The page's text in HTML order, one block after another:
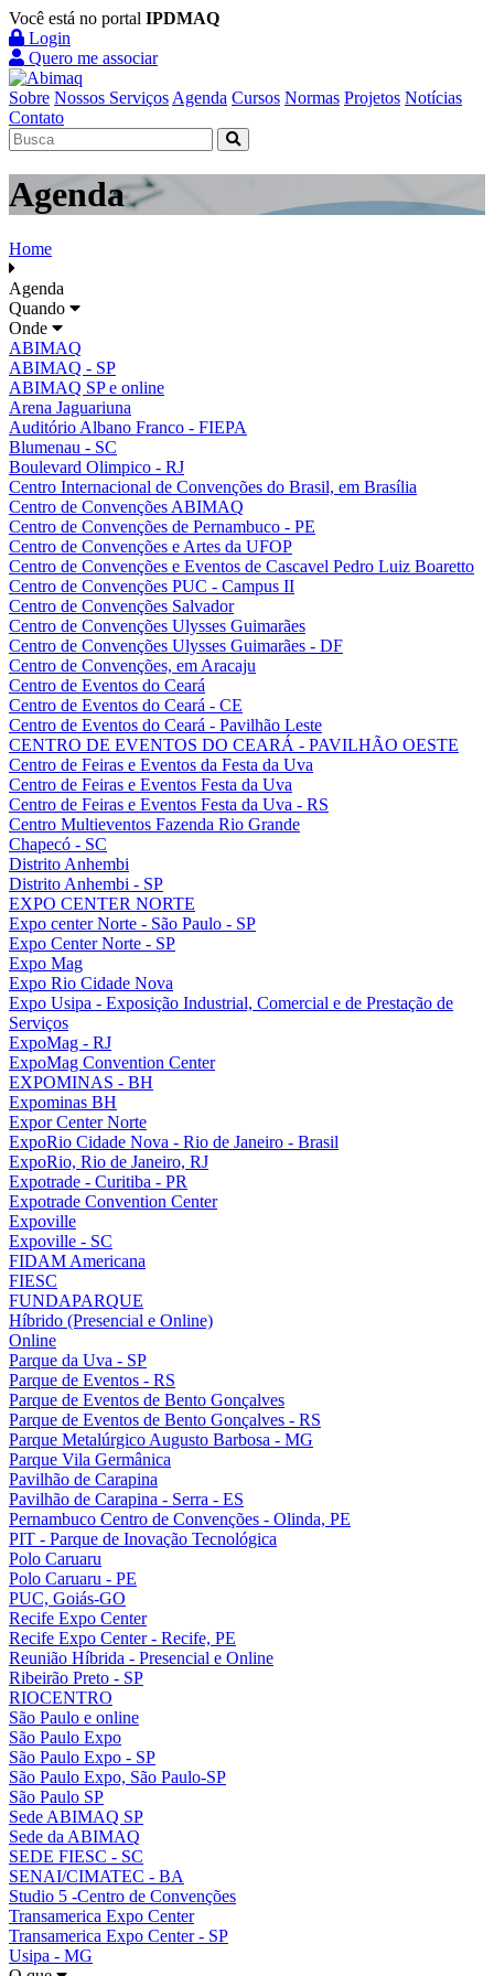
Você está no portal IPDMAQ
Login
Quero me associar
Sobre Nossos Serviços Agenda Cursos Normas Projetos Notícias
Contato
Agenda
Home
Agenda
Quando
Onde
ABIMAQ
ABIMAQ - SP
ABIMAQ SP e online
Arena Jaguariuna
Auditório Albano Franco - FIEPA
Blumenau - SC
Boulevard Olimpico - RJ
Centro Internacional de Convenções do Brasil, em Brasília
Centro de Convenções ABIMAQ
Centro de Convenções de Pernambuco - PE
Centro de Convenções e Artes da UFOP
Centro de Convenções e Eventos de Cascavel Pedro Luiz Boaretto
Centro de Convenções PUC - Campus II
Centro de Convenções Salvador
Centro de Convenções Ulysses Guimarães
Centro de Convenções Ulysses Guimarães - DF
Centro de Convenções, em Aracaju
Centro de Eventos do Ceará
Centro de Eventos do Ceará - CE
Centro de Eventos do Ceará - Pavilhão Leste
CENTRO DE EVENTOS DO CEARÁ - PAVILHÃO OESTE
Centro de Feiras e Eventos da Festa da Uva
Centro de Feiras e Eventos Festa da Uva
Centro de Feiras e Eventos Festa da Uva - RS
Centro Multieventos Fazenda Rio Grande
Chapecó - SC
Distrito Anhembi
Distrito Anhembi - SP
EXPO CENTER NORTE
Expo center Norte - São Paulo - SP
Expo Center Norte - SP
Expo Mag
Expo Rio Cidade Nova
Expo Usipa - Exposição Industrial, Comercial e de Prestação de
Serviços
ExpoMag - RJ
ExpoMag Convention Center
EXPOMINAS - BH
Expominas BH
Expor Center Norte
ExpoRio Cidade Nova - Rio de Janeiro - Brasil
ExpoRio, Rio de Janeiro, RJ
Expotrade - Curitiba - PR
Expotrade Convention Center
Expoville
Expoville - SC
FIDAM Americana
FIESC
FUNDAPARQUE
Híbrido (Presencial e Online)
Online
Parque da Uva - SP
Parque de Eventos - RS
Parque de Eventos de Bento Gonçalves
Parque de Eventos de Bento Gonçalves - RS
Parque Metalúrgico Augusto Barbosa - MG
Parque Vila Germânica
Pavilhão de Carapina
Pavilhão de Carapina - Serra - ES
Pernambuco Centro de Convenções - Olinda, PE
PIT - Parque de Inovação Tecnológica
Polo Caruaru
Polo Caruaru - PE
PUC, Goiás-GO
Recife Expo Center
Recife Expo Center - Recife, PE
Reunião Híbrida - Presencial e Online
Ribeirão Preto - SP
RIOCENTRO
São Paulo e online
São Paulo Expo
São Paulo Expo - SP
São Paulo Expo, São Paulo-SP
São Paulo SP
Sede ABIMAQ SP
Sede da ABIMAQ
SEDE FIESC - SC
SENAI/CIMATEC - BA
Studio 5 -Centro de Convenções
Transamerica Expo Center
Transamerica Expo Center - SP
Usipa - MG